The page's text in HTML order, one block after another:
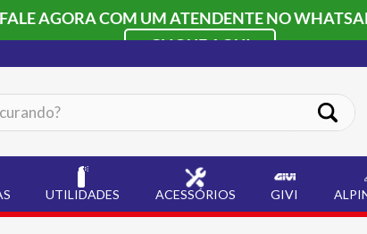
AGORA COM UM ATENDENTE NO
CLIQUE AQUI
UTILIDADES ACESSÓRIOS GIVI